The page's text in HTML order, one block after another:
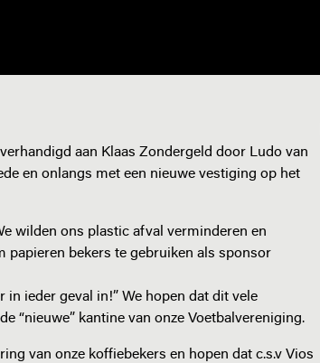
aan Klaas Zondergeld door Ludo van
en onlangs met een nieuwe vestiging op het
wilden ons plastic afval verminderen en
papieren bekers te gebruiken als sponsor
in ieder geval in!” We hopen dat dit vele
“nieuwe” kantine van onze Voetbalvereniging.
van onze koffiebekers en hopen dat c.s.v Vios